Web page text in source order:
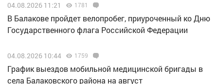
04.08.2026 11:21 1781
В Балакове пройдет велопробег, приуроченный ко Дню
Государственного флага Российской Федерации
04.08.2026 10:44 1759
График выездов мобильной медицинской бригады в
села Балаковского района на август